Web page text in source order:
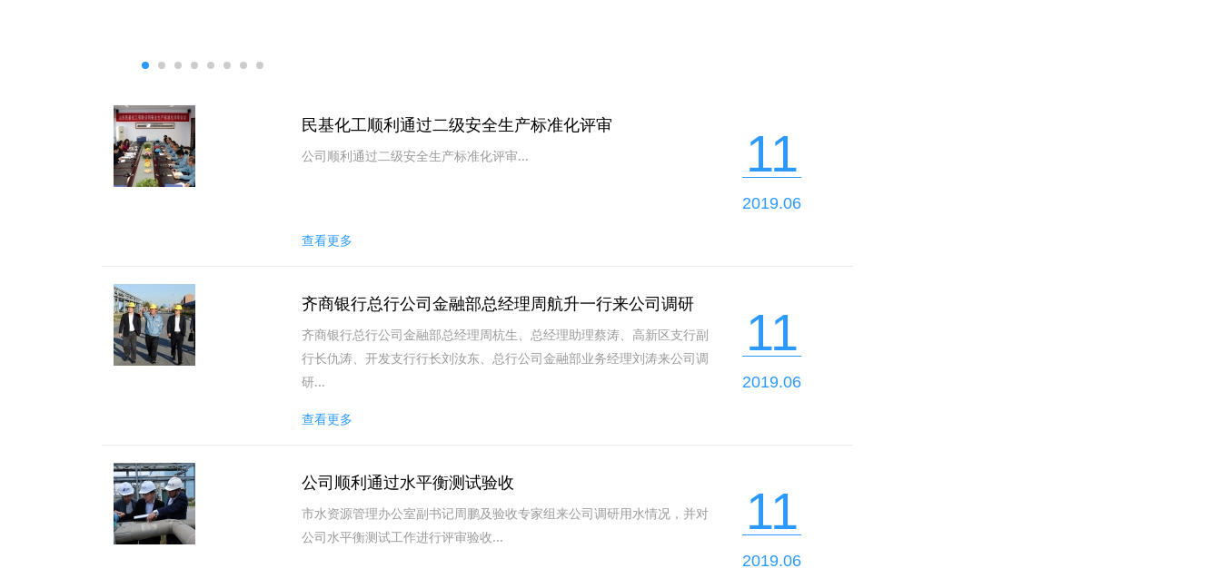
民基化工顺利通过二级安全生产标准化评审
公司顺利通过二级安全生产标准化评审...
查看更多
11
2019.06
齐商银行总行公司金融部总经理周航升一行来公司调研
齐商银行总行公司金融部总经理周杭生、总经理助理蔡涛、高新区支行副
行长仇涛、开发支行行长刘汝东、总行公司金融部业务经理刘涛来公司调
研...
查看更多
11
2019.06
公司顺利通过水平衡测试验收
市水资源管理办公室副书记周鹏及验收专家组来公司调研用水情况，并对
公司水平衡测试工作进行评审验收...
11
2019.06